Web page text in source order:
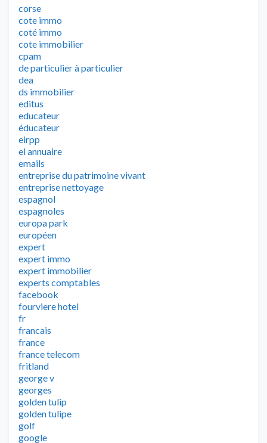
corse
cote immo
coté immo
cote immobilier
cpam
de particulier à particulier
dea
ds immobilier
editus
educateur
éducateur
eirpp
el annuaire
emails
entreprise du patrimoine vivant
entreprise nettoyage
espagnol
espagnoles
europa park
européen
expert
expert immo
expert immobilier
experts comptables
facebook
fourviere hotel
fr
francais
france
france telecom
fritland
george v
georges
golden tulip
golden tulipe
golf
google